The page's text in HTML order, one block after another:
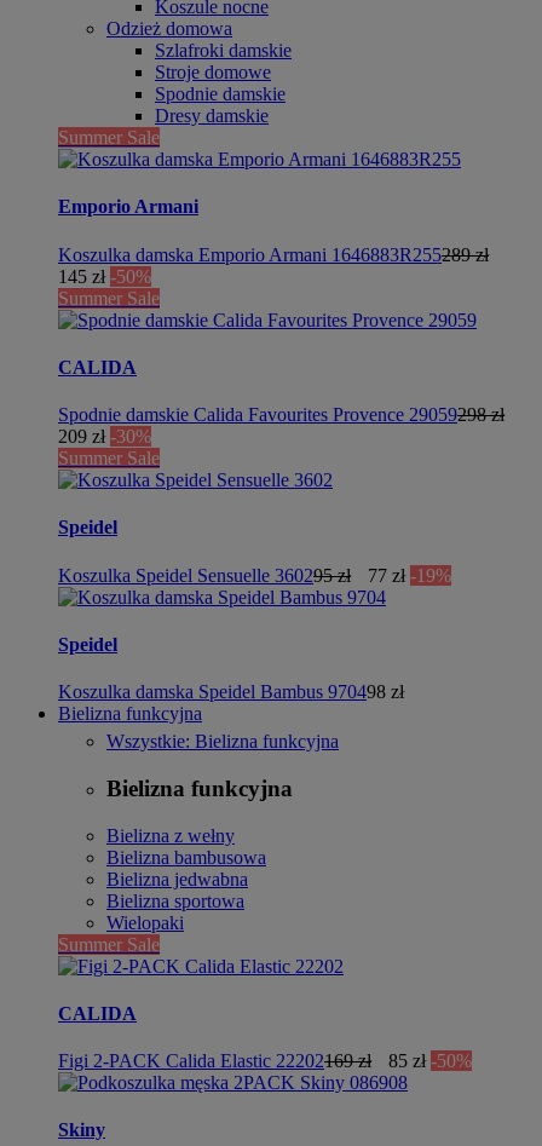
Koszule nocne
Odzież domowa
Szlafroki damskie
Stroje domowe
Spodnie damskie
Dresy damskie
Summer Sale
Emporio Armani
Koszulka damska Emporio Armani 1646883R255289 zł
145 zł -50%
Summer Sale
CALIDA
Spodnie damskie Calida Favourites Provence 29059298 zł
209 zł -30%
Summer Sale
Speidel
Koszulka Speidel Sensuelle 360295 zł 77 zł -19%
Speidel
Koszulka damska Speidel Bambus 970498 zł
Bielizna funkcyjna
Wszystkie: Bielizna funkcyjna
Bielizna funkcyjna
Bielizna z wełny
Bielizna bambusowa
Bielizna jedwabna
Bielizna sportowa
Wielopaki
Summer Sale
CALIDA
Figi 2-PACK Calida Elastic 22202169 zł 85 zł -50%
Skiny